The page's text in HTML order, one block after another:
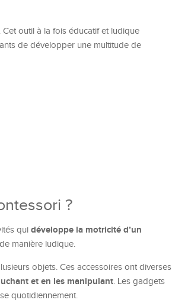
outil à la fois éducatif et ludique
de développer une multitude de
?
qui développe la motricité d’un
manière ludique.
objets. Ces accessoires ont diverses
et en les manipulant. Les gadgets
quotidiennement.